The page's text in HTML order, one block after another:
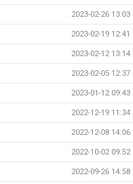
2023-02-26 13:03
2023-02-19 12:41
2023-02-12 13:14
2023-02-05 12:37
2023-01-12 09:43
2022-12-19 11:34
2022-12-08 14:06
2022-10-02 09:52
2022-09-26 14:58